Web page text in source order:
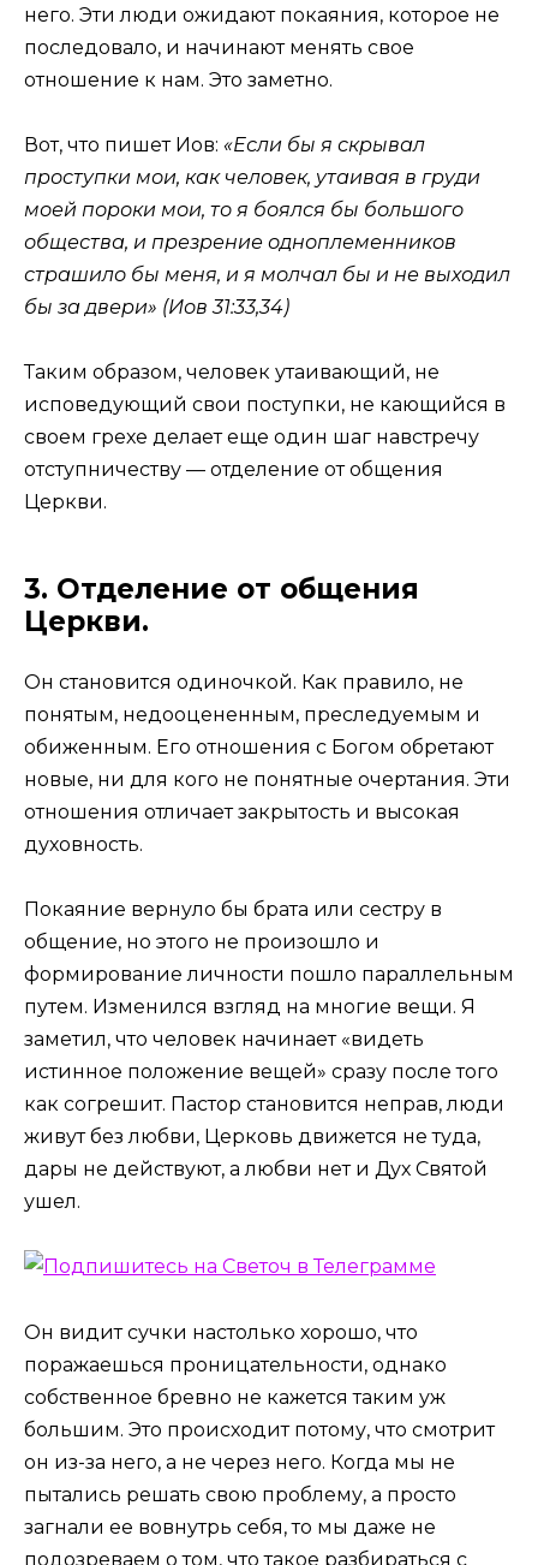
него. Эти люди ожидают покаяния, которое не
последовало, и начинают менять свое
отношение к нам. Это заметно.
Вот, что пишет Иов: «Если бы я скрывал
проступки мои, как человек, утаивая в груди
моей пороки мои, то я боялся бы большого
общества, и презрение одноплеменников
страшило бы меня, и я молчал бы и не выходил
бы за двери» (Иов 31:33,34)
Таким образом, человек утаивающий, не
исповедующий свои поступки, не кающийся в
своем грехе делает еще один шаг навстречу
отступничеству — отделение от общения
Церкви.
3. Отделение от общения
Церкви.
Он становится одиночкой. Как правило, не
понятым, недооцененным, преследуемым и
обиженным. Его отношения с Богом обретают
новые, ни для кого не понятные очертания. Эти
отношения отличает закрытость и высокая
духовность.
Покаяние вернуло бы брата или сестру в
общение, но этого не произошло и
формирование личности пошло параллельным
путем. Изменился взгляд на многие вещи. Я
заметил, что человек начинает «видеть
истинное положение вещей» сразу после того
как согрешит. Пастор становится неправ, люди
живут без любви, Церковь движется не туда,
дары не действуют, а любви нет и Дух Святой
ушел.
Он видит сучки настолько хорошо, что
поражаешься проницательности, однако
собственное бревно не кажется таким уж
большим. Это происходит потому, что смотрит
он из-за него, а не через него. Когда мы не
пытались решать свою проблему, а просто
загнали ее вовнутрь себя, то мы даже не
подозреваем о том, что такое разбираться с